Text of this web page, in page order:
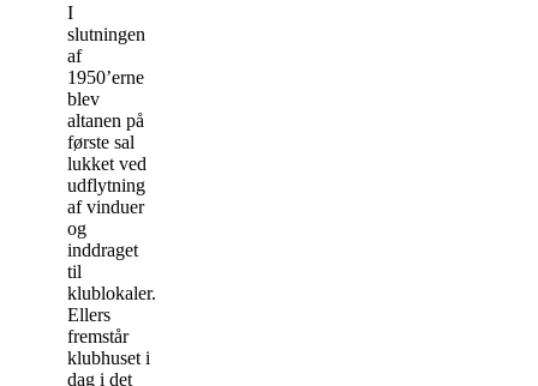
I
slutningen
af
1950’erne
blev
altanen på
første sal
lukket ved
udflytning
af vinduer
og
inddraget
til
klublokaler.
Ellers
fremstår
klubhuset i
dag i det